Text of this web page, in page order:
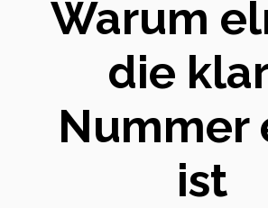
Warum
die
Nummer
ist